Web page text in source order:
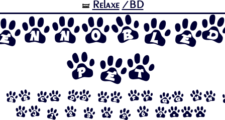
🝛 Relaxe /BD
Pet
Bb Cc Dd Ee Ff Gg
Jj 1 2 3 4 5 6 7...